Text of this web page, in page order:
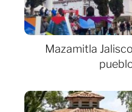
Mazamitla